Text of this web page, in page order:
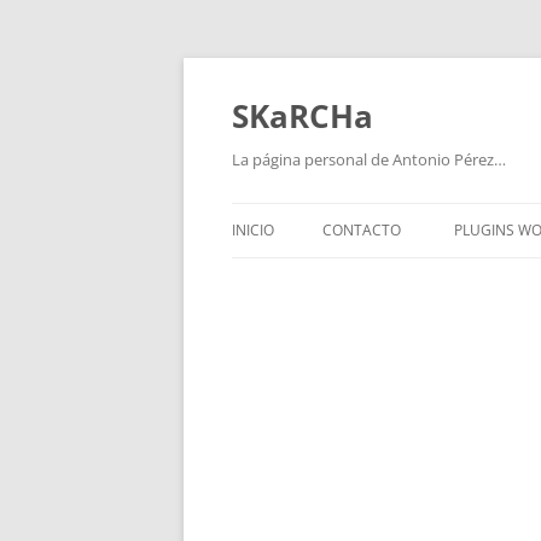
Saltar
SKaRCHa
La página personal de Antonio Pérez…
INICIO CONTACTO PLUGINS